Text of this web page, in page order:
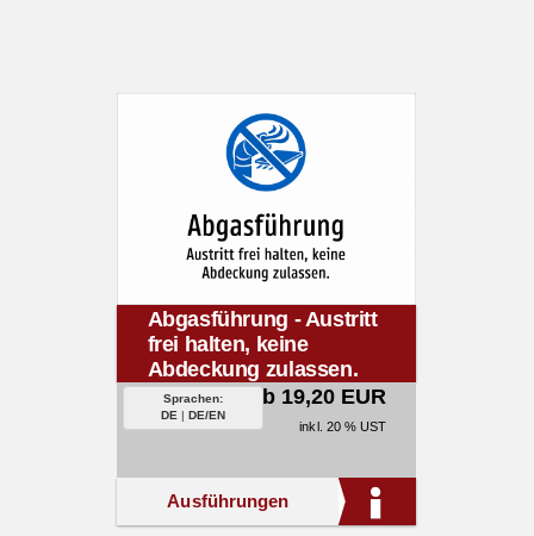
Abgasführung - Austritt
frei halten, keine
Abdeckung zulassen.
Sprachen:
DE | DE/EN
ab 19,20 EUR
inkl. 20 % UST
Ausführungen